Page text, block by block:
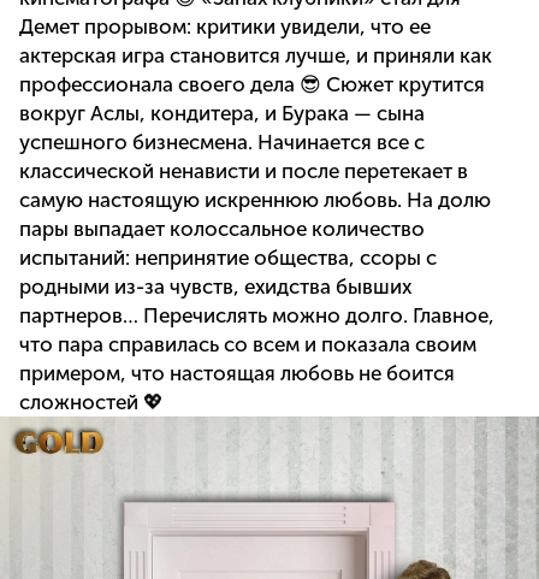
Демет прорывом: критики увидели, что ее
актерская игра становится лучше, и приняли как
профессионала своего дела 😎 Сюжет крутится
вокруг Аслы, кондитера, и Бурака — сына
успешного бизнесмена. Начинается все с
классической ненависти и после перетекает в
самую настоящую искреннюю любовь. На долю
пары выпадает колоссальное количество
испытаний: непринятие общества, ссоры с
родными из-за чувств, ехидства бывших
партнеров… Перечислять можно долго. Главное,
что пара справилась со всем и показала своим
примером, что настоящая любовь не боится
сложностей 💖